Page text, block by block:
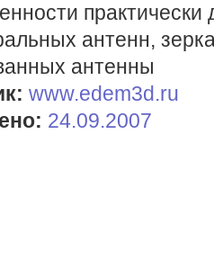
антенн,
антенны
www.edem3d.ru
24.09.2007